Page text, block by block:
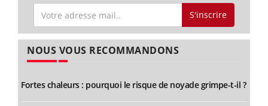
S'inscrire
NOUS VOUS RECOMMANDONS
Fortes chaleurs : pourquoi le risque de noyade grimpe-t-il ?